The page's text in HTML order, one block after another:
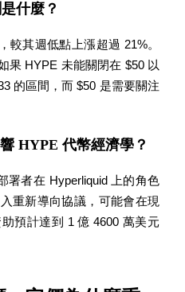
什麼？
較其週低點上漲超過 21%。
果 HYPE 未能關閉在 $50 以
的區間，而 $50 是需要關注
HYPE 代幣經濟學？
署者在 Hyperliquid 上的角色
重新導向協議，可能會在現
預計達到 1 億 4600 萬美元